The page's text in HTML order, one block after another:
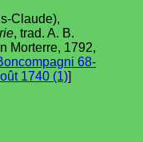
Claude),
, trad. A. B.
Morterre, 1792,
68-
1740 (1)